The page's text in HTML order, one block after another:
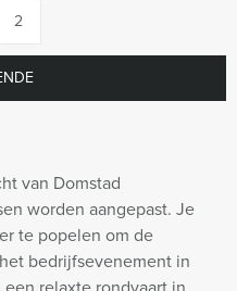
van Domstad
worden aangepast. Je
te popelen om de
bedrijfsevenement in
2